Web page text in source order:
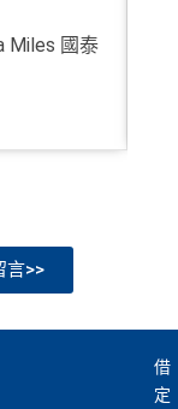
Miles 國泰
言>>
借
定